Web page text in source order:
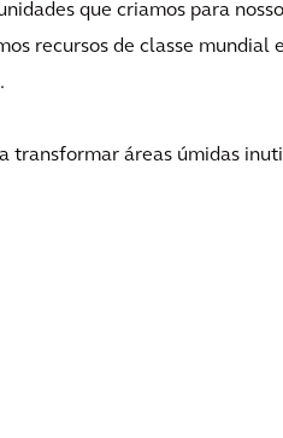
que criamos para
recursos de classe mundial
transformar áreas úmidas